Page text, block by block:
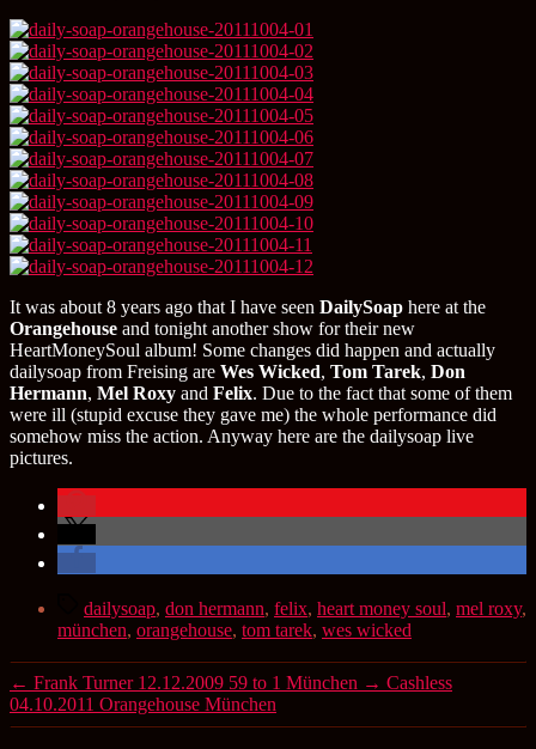
It was about 8 years ago that I have seen DailySoap here at the
Orangehouse and tonight another show for their new
HeartMoneySoul album! Some changes did happen and actually
dailysoap from Freising are Wes Wicked, Tom Tarek, Don
Hermann, Mel Roxy and Felix. Due to the fact that some of them
were ill (stupid excuse they gave me) the whole performance did
somehow miss the action. Anyway here are the dailysoap live
pictures.
Schlagwörter
dailysoap, don hermann, felix, heart money soul, mel roxy,
münchen, orangehouse, tom tarek, wes wicked
← Frank Turner 12.12.2009 59 to 1 München → Cashless
04.10.2011 Orangehouse München